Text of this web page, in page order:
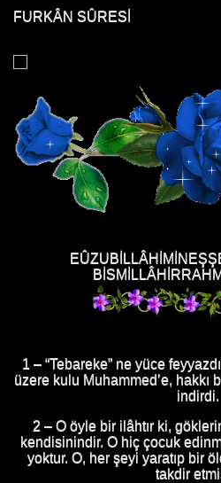
FURKÂN SÛRESİ
1 – “Tebareke” ne yüce
üzere kulu Muhammed’e, hakkı
indirdi.
2 – O öyle bir ilâhtır ki,
kendisinindir. O hiç çocuk
yoktur. O, her şeyi yaratıp bir
takdir